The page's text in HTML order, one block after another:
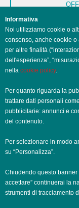
Informativa
Noi utilizziamo cookie o
consenso, anche cookie
per altre finalità
dell'esperienza”,
nella cookie policy.
Per quanto riguarda la
trattare dati personali
pubblicitarie: annunci e
del contenuto.
Per selezionare in modo
su “Personalizza”.
Chiudendo questo banner
accettare” continuerai la
strumenti di tracciamento